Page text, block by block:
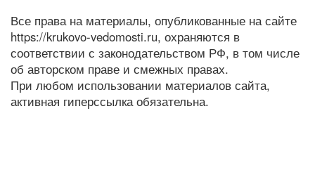
Все права на материалы, опубликованные на сайте
https://krukovo-vedomosti.ru, охраняются в
соответствии с законодательством РФ, в том числе
об авторском праве и смежных правах.
При любом использовании материалов сайта,
активная гиперссылка обязательна.